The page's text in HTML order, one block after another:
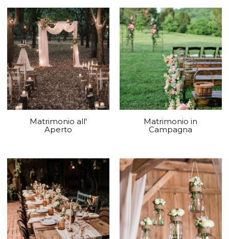
Matrimonio all'
Aperto
Matrimonio in
Campagna